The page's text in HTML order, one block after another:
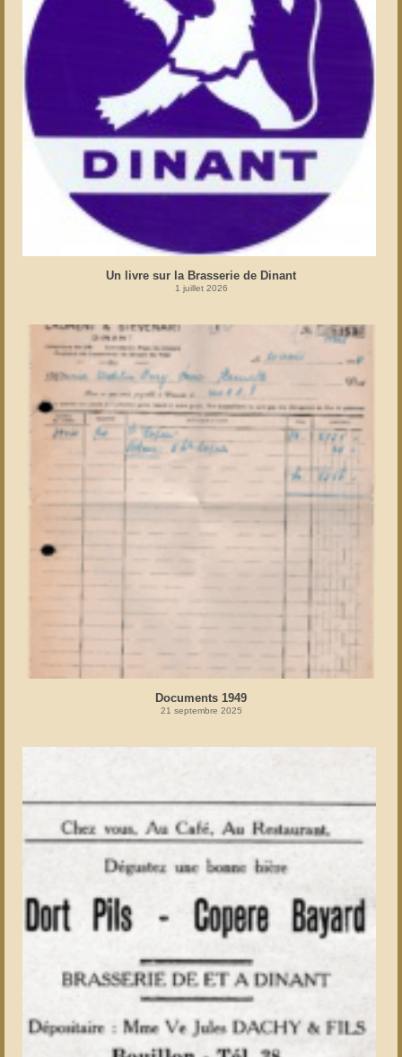
Un livre sur la Brasserie de Dinant
1 juillet 2026
Documents 1949
21 septembre 2025